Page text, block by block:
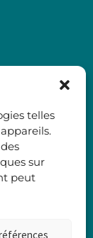
telles
sur
peut